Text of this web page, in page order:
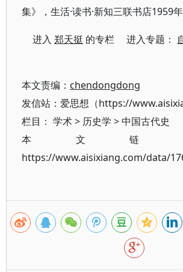
集》，生活·读书·新知三联书店1959年
进入郑天挺 的专栏 进入专题：
本文责编： chendongdong
发信站：爱思想（https://
栏目： 学术> 历史学 >中国古代史
本文链
https://www.aisixiang.com/data/